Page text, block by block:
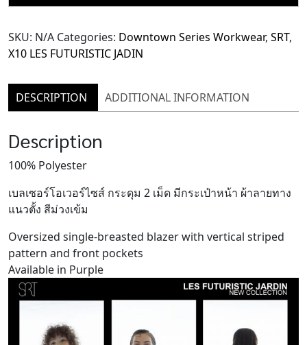
Blazer
quantity
SKU: N/A Categories: Downtown Series Workwear, SRT,
X10 LES FUTURISTIC JADIN
DESCRIPTION ADDITIONAL INFORMATION
Description
100% Polyester
เบลเซอร์โอเวอร์ไซส์ กระดุม 2 เม็ด มีกระเป๋าหน้า ผ้าลายทาง
แนวตั้ง สีม่วงเข้ม
Oversized single-breasted blazer with vertical striped
pattern and front pockets
Available in Purple